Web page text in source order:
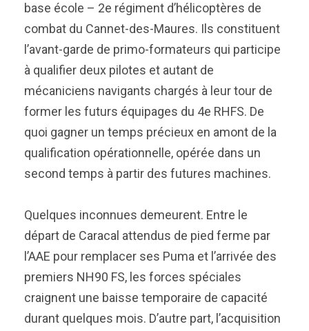
base école – 2e régiment d’hélicoptères de
combat du Cannet-des-Maures. Ils constituent
l’avant-garde de primo-formateurs qui participe
à qualifier deux pilotes et autant de
mécaniciens navigants chargés à leur tour de
former les futurs équipages du 4e RHFS. De
quoi gagner un temps précieux en amont de la
qualification opérationnelle, opérée dans un
second temps à partir des futures machines.
Quelques inconnues demeurent. Entre le
départ de Caracal attendus de pied ferme par
l’AAE pour remplacer ses Puma et l’arrivée des
premiers NH90 FS, les forces spéciales
craignent une baisse temporaire de capacité
durant quelques mois. D’autre part, l’acquisition